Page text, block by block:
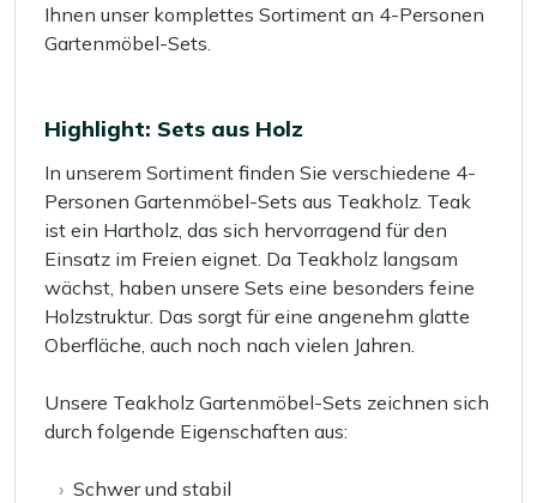
Ihnen unser komplettes Sortiment an 4-Personen
Gartenmöbel-Sets.
Highlight: Sets aus Holz
In unserem Sortiment finden Sie verschiedene 4-
Personen Gartenmöbel-Sets aus Teakholz. Teak
ist ein Hartholz, das sich hervorragend für den
Einsatz im Freien eignet. Da Teakholz langsam
wächst, haben unsere Sets eine besonders feine
Holzstruktur. Das sorgt für eine angenehm glatte
Oberfläche, auch noch nach vielen Jahren.
Unsere Teakholz Gartenmöbel-Sets zeichnen sich
durch folgende Eigenschaften aus:
Schwer und stabil